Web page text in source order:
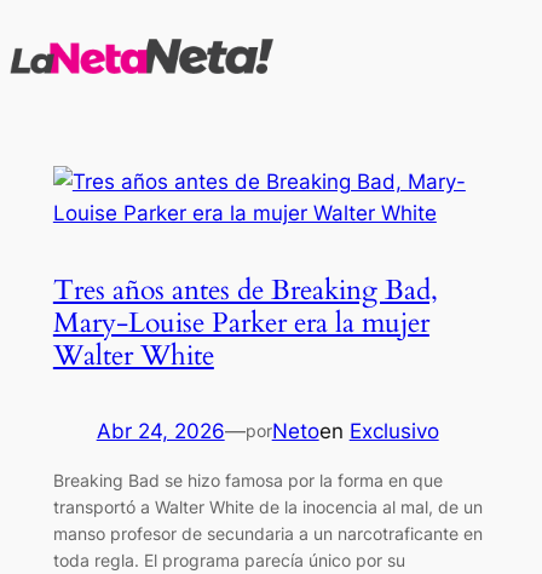
al
Tres años antes de Breaking Bad,
Mary-Louise Parker era la mujer
Walter White
Abr 24, 2026—porNetoen Exclusivo
Breaking Bad se hizo famosa por la forma en que
transportó a Walter White de la inocencia al mal, de un
manso profesor de secundaria a un narcotraficante en
toda regla. El programa parecía único por su